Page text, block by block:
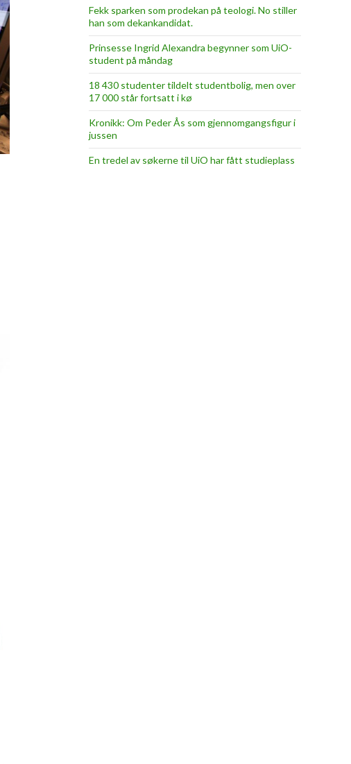
Fekk sparken som prodekan på teologi. No stiller
han som dekankandidat.
Prinsesse Ingrid Alexandra begynner som UiO-
student på måndag
18 430 studenter tildelt studentbolig, men over
17 000 står fortsatt i kø
Kronikk: Om Peder Ås som gjennomgangsfigur i
jussen
En tredel av søkerne til UiO har fått studieplass